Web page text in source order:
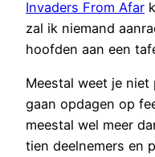
Invaders From Afar
zal ik niemand
hoofden aan een
Meestal weet je niet
gaan opdagen op
meestal wel meer
tien deelnemers en